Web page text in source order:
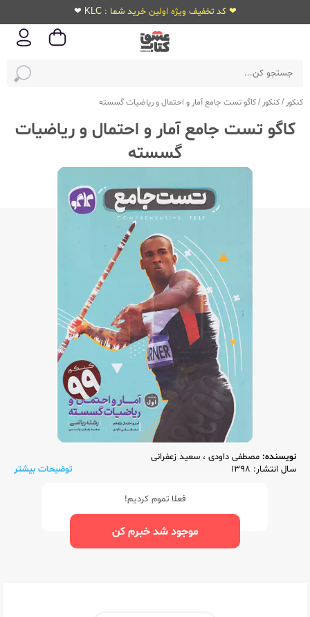
❤ کد تخفیف ویژه اولین خرید شما : KLC ❤
کنکور /کنکور /کاگو تست جامع آمار و احتمال و ریاضیات گسسته
کاگو تست جامع آمار و احتمال و ریاضیات
گسسته
نویسنده: مصطفی داودی ، سعید زعفرانی
سال انتشار: 1398
توضیحات بیشتر
فعلا تموم کردیم!
موجود شد خبرم کن